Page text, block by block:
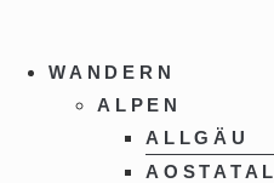
WANDERN
ALPEN
ALLGÄU
AOSTATAL